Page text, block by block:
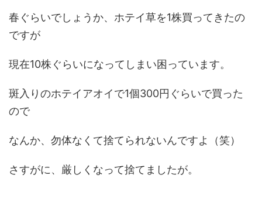
春ぐらいでしょうか、ホテイ草を1株買ってきたの
ですが
現在10株ぐらいになってしまい困っています。
斑入りのホテイアオイで1個300円ぐらいで買った
ので
なんか、勿体なくて捨てられないんですよ（笑）
さすがに、厳しくなって捨てましたが。